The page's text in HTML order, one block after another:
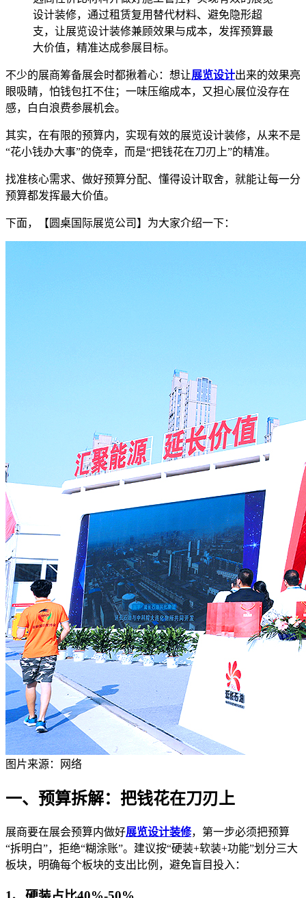
设计装修，通过租赁复用替代材料、避免隐形超
支，让展览设计装修兼顾效果与成本，发挥预算最
大价值，精准达成参展目标。
不少的展商筹备展会时都揪着心：想让展览设计出来的效果亮
眼吸睛，怕钱包扛不住；一味压缩成本，又担心展位没存在
感，白白浪费参展机会。
其实，在有限的预算内，实现有效的展览设计装修，从来不是
“花小钱办大事”的侥幸，而是“把钱花在刀刃上”的精准。
找准核心需求、做好预算分配、懂得设计取舍，就能让每一分
预算都发挥最大价值。
下面，【圆桌国际展览公司】为大家介绍一下：
图片来源：网络
一、预算拆解：把钱花在刀刃上
展商要在展会预算内做好展览设计装修，第一步必须把预算
“拆明白”，拒绝“糊涂账”。建议按“硬装+软装+功能”划分三大
板块，明确每个板块的支出比例，避免盲目投入：